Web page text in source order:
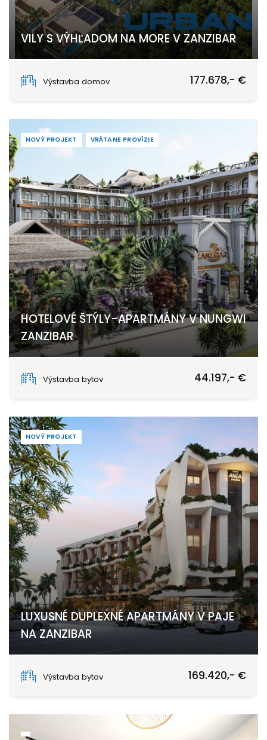
VILY S VÝHĽADOM NA MORE V ZANZIBAR
Výstavba domov
177.678,- €
NOVÝ PROJEKT VRÁTANE PROVÍZIE
HOTELOVÉ ŠTÝLY-APARTMÁNY V NUNGWI
ZANZIBAR
Výstavba bytov
44.197,- €
NOVÝ PROJEKT
LUXUSNÉ DUPLEXNÉ APARTMÁNY V PAJE
NA ZANZIBAR
Výstavba bytov
169.420,- €